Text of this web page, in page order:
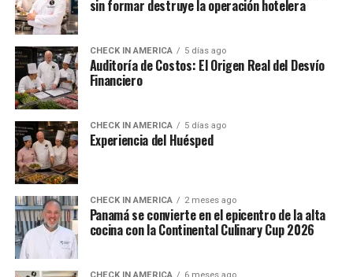
sin formar destruye la operación hotelera
CHECK IN AMERICA 5 días ago
Auditoría de Costos: El Origen Real del Desvío
Financiero
CHECK IN AMERICA 5 días ago
Experiencia del Huésped
CHECK IN AMERICA 2 meses ago
Panamá se convierte en el epicentro de la alta
cocina con la Continental Culinary Cup 2026